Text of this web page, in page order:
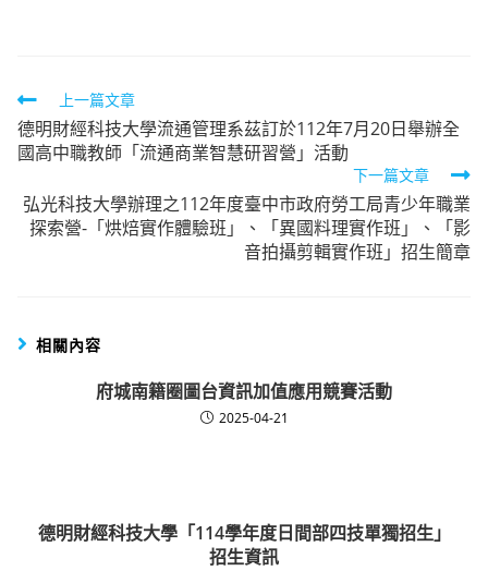
Read
more
articles
上一篇文章
德明財經科技大學流通管理系茲訂於112年7月20日舉辦全
國高中職教師「流通商業智慧研習營」活動
下一篇文章
弘光科技大學辦理之112年度臺中市政府勞工局青少年職業
探索營-「烘焙實作體驗班」、「異國料理實作班」、「影
音拍攝剪輯實作班」招生簡章
相關內容
府城南籍圈圖台資訊加值應用競賽活動
2025-04-21
德明財經科技大學「114學年度日間部四技單獨招生」
招生資訊